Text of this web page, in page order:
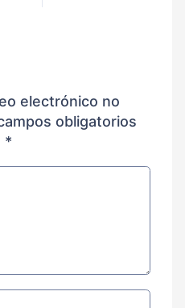
electrónico no
obligatorios
*